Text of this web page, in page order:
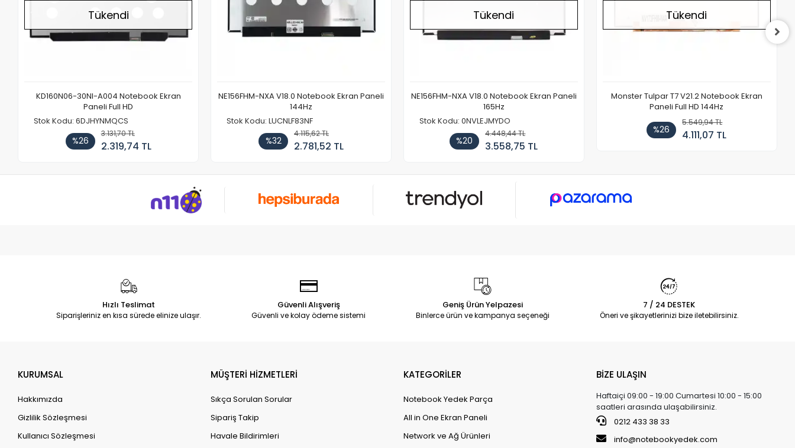
Tükendi
KD160N06-30NI-A004 Notebook Ekran
Paneli Full HD
Stok Kodu: 6DJHYNMQCS
%26
3.131,70 TL
2.319,74 TL
NE156FHM-NXA V18.0 Notebook Ekran Paneli
144Hz
Stok Kodu: LUCNLF83NF
%32
4.115,62 TL
2.781,52 TL
Tükendi
NE156FHM-NXA V18.0 Notebook Ekran Paneli
165Hz
Stok Kodu: 0NVLEJMYDO
%20
4.448,44 TL
3.558,75 TL
Tükendi
Monster Tulpar T7 V21.2 Notebook Ekran
Paneli Full HD 144Hz
%26
5.549,94 TL
4.111,07 TL
Hızlı Teslimat
Siparişleriniz en kısa sürede elinize ulaşır.
Güvenli Alışveriş
Güvenli ve kolay ödeme sistemi
Geniş Ürün Yelpazesi
Binlerce ürün ve kampanya seçeneği
7 / 24 DESTEK
Öneri ve şikayetlerinizi bize iletebilirsiniz.
KURUMSAL
Hakkımızda
Gizlilik Sözleşmesi
Kullanıcı Sözleşmesi
MÜŞTERİ HİZMETLERİ
Sıkça Sorulan Sorular
Sipariş Takip
Havale Bildirimleri
KATEGORİLER
Notebook Yedek Parça
All in One Ekran Paneli
Network ve Ağ Ürünleri
BİZE ULAŞIN
Haftaiçi 09:00 - 19:00 Cumartesi 10:00 - 15:00
saatleri arasında ulaşabilirsiniz.
0212 433 38 33
info@notebookyedek.com